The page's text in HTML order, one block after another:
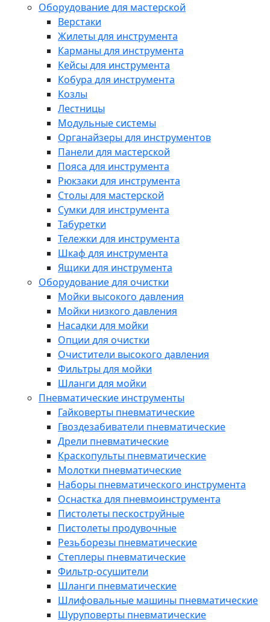
Оборудование для мастерской
Верстаки
Жилеты для инструмента
Карманы для инструмента
Кейсы для инструмента
Кобура для инструмента
Козлы
Лестницы
Модульные системы
Органайзеры для инструментов
Панели для мастерской
Пояса для инструмента
Рюкзаки для инструмента
Столы для мастерской
Сумки для инструмента
Табуретки
Тележки для инструмента
Шкаф для инструмента
Ящики для инструмента
Оборудование для очистки
Мойки высокого давления
Мойки низкого давления
Насадки для мойки
Опции для очистки
Очистители высокого давления
Фильтры для мойки
Шланги для мойки
Пневматические инструменты
Гайковерты пневматические
Гвоздезабиватели пневматические
Дрели пневматические
Краскопульты пневматические
Молотки пневматические
Наборы пневматического инструмента
Оснастка для пневмоинструмента
Пистолеты пескоструйные
Пистолеты продувочные
Резьборезы пневматические
Степлеры пневматические
Фильтр-осушители
Шланги пневматические
Шлифовальные машины пневматические
Шуруповерты пневматические